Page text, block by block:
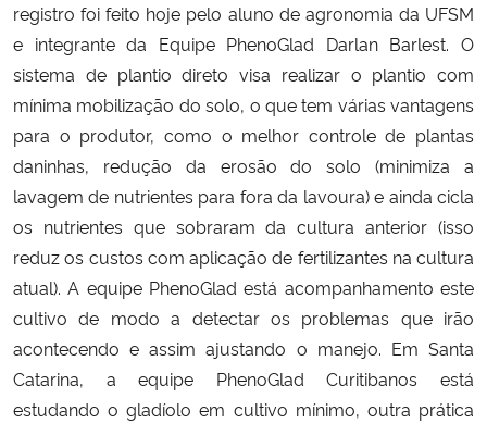
Banco Central do Brasil
Planalto
registro foi feito hoje pelo aluno de agronomia da UFSM
e integrante da Equipe PhenoGlad Darlan Barlest. O
sistema de plantio direto visa realizar o plantio com
mínima mobilização do solo, o que tem várias vantagens
para o produtor, como o melhor controle de plantas
daninhas, redução da erosão do solo (minimiza a
lavagem de nutrientes para fora da lavoura) e ainda cicla
os nutrientes que sobraram da cultura anterior (isso
reduz os custos com aplicação de fertilizantes na cultura
atual). A equipe PhenoGlad está acompanhamento este
cultivo de modo a detectar os problemas que irão
acontecendo e assim ajustando o manejo. Em Santa
Catarina, a equipe PhenoGlad Curitibanos está
estudando o gladíolo em cultivo mínimo, outra prática